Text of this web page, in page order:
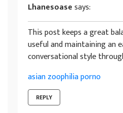
Lhanesoasesays:
This post keeps a great
useful and maintaining an
conversational style
asian zoophilia porno
REPLY